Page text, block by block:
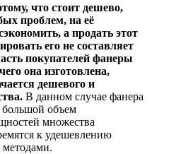
что стоит дешево,
проблем, на её
а продать этот
его не составляет
покупателей фанеры
она изготовлена,
дешевого и
В данном случае фанера
большой объем
множества
к удешевлению